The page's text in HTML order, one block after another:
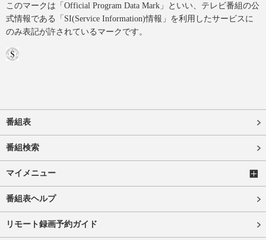
このマークは「Official Program Data Mark」といい、テレビ番組の公
式情報である「SI(Service Information)情報」を利用したサービスに
のみ表記が許されているマークです。
番組表
番組検索
マイメニュー
番組表ヘルプ
リモート録画予約ガイド